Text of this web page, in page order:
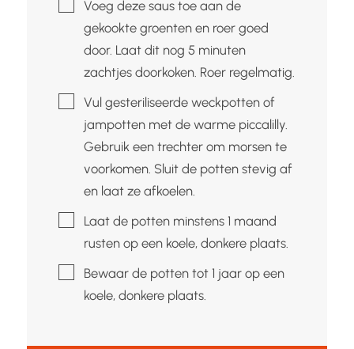
Voeg deze saus toe aan de
gekookte groenten en roer goed
door. Laat dit nog 5 minuten
zachtjes doorkoken. Roer regelmatig.
▢Vul gesteriliseerde weckpotten of
jampotten met de warme piccalilly.
Gebruik een trechter om morsen te
voorkomen. Sluit de potten stevig af
en laat ze afkoelen.
▢Laat de potten minstens 1 maand
rusten op een koele, donkere plaats.
▢Bewaar de potten tot 1 jaar op een
koele, donkere plaats.